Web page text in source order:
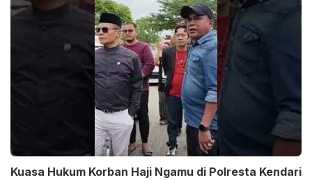
Kuasa Hukum Korban Haji Ngamu di Polresta Kendari